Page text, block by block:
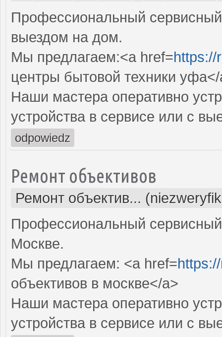
Профессиональный
выездом на дом.
Мы предлагаем:<a href=https://
центры бытовой техники
Наши мастера оперативно
устройства в сервисе или с
odpowiedz
Ремонт объективов
Ремонт объектив...
Профессиональный
Москве.
Мы предлагаем: <a href=
объективов в москве</a>
Наши мастера оперативно
устройства в сервисе или с